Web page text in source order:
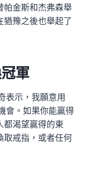
帕金斯和杰弗森舉
猶豫之後也舉起了
軍
表示，我願意用
會。如果你能贏得
都渴望贏得的東
取戒指，或者任何